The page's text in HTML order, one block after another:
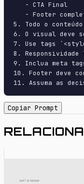
   - CTA Final
- Footer
5. Todo o
6. O visual deve
7. Use tags
8.
9. Inclua meta
10. Footer deve
11. Assuma as
Copiar Prompt